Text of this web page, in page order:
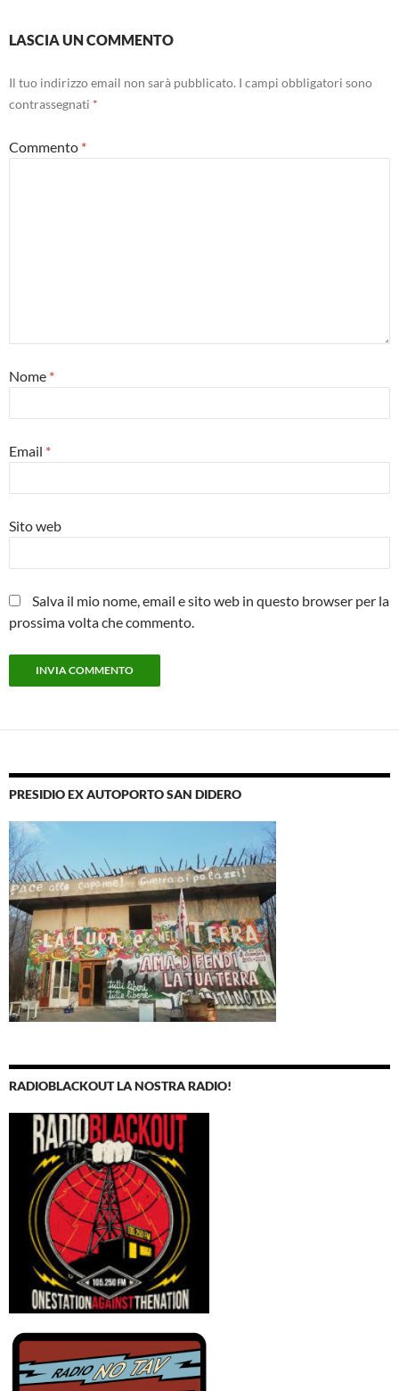
LASCIA UN COMMENTO
Il tuo indirizzo email non sarà pubblicato. I campi obbligatori sono
contrassegnati *
Commento *
Nome *
Email *
Sito web
Salva il mio nome, email e sito web in questo browser per la
prossima volta che commento.
PRESIDIO EX AUTOPORTO SAN DIDERO
RADIOBLACKOUT LA NOSTRA RADIO!